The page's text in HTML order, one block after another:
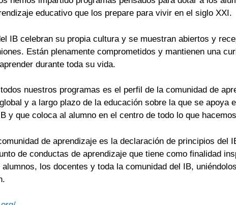
educativo que los prepare para vivir en el siglo XXI.
IB celebran su propia cultura y se muestran abiertos y
Están plenamente comprometidos y mantienen una
durante toda su vida.
nuestros programas es el perfil de la comunidad de
y a largo plazo de la educación sobre la que se apoya
y que coloca al alumno en el centro de todo lo que
de aprendizaje es la declaración de principios del
de conductas de aprendizaje que tiene como finalidad
los docentes y toda la comunidad del IB,